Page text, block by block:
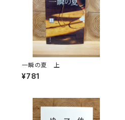
一瞬の夏 上
¥781